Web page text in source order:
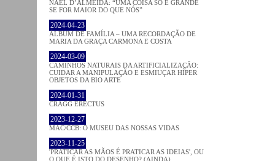
NAEL D’ALMEIDA: “UMA COISA SÓ É GRANDE
SE FOR MAIOR DO QUE NÓS”
2024-04-23
ÁLBUM DE FAMÍLIA – UMA RECORDAÇÃO DE
MARIA DA GRAÇA CARMONA E COSTA
2024-03-09
CAMINHOS NATURAIS DA ARTIFICIALIZAÇÃO:
CUIDAR A MANIPULAÇÃO E ESMIUÇAR HÍPER
OBJETOS DA BIO ARTE
2024-01-31
CRAGG ERECTUS
2023-12-27
MAC/CCB: O MUSEU DAS NOSSAS VIDAS
2023-11-25
'PRATICAR AS MÃOS É PRATICAR AS IDEIAS', OU
O QUE É ISTO DO DESENHO? (AINDA)